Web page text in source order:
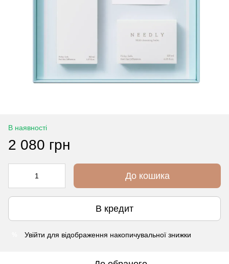
В наявності
2 080 грн
До кошика
В кредит
Увійти для відображення накопичувальної знижки